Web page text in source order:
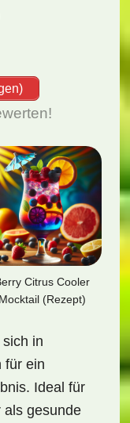
Citrus Cooler
Mocktail (Rezept)
in
für ein
Ideal für
als gesunde